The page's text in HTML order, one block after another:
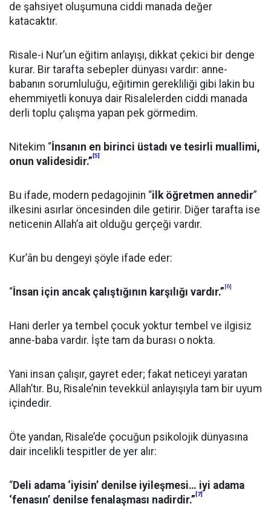
de şahsiyet oluşumuna ciddi manada değer
katacaktır.
Risale-i Nur’un eğitim anlayışı, dikkat çekici bir denge
kurar. Bir tarafta sebepler dünyası vardır: anne-
babanın sorumluluğu, eğitimin gerekliliği gibi lakin bu
ehemmiyetli konuya dair Risalelerden ciddi manada
derli toplu çalışma yapan pek görmedim.
Nitekim “İnsanın en birinci üstadı ve tesirli muallimi,
onun validesidir.” [5]
Bu ifade, modern pedagojinin “ilk öğretmen annedir”
ilkesini asırlar öncesinden dile getirir. Diğer tarafta ise
neticenin Allah’a ait olduğu gerçeği vardır.
Kur’ân bu dengeyi şöyle ifade eder:
“İnsan için ancak çalıştığının karşılığı vardır.” [6]
Hani derler ya tembel çocuk yoktur tembel ve ilgisiz
anne-baba vardır. İşte tam da burası o nokta.
Yani insan çalışır, gayret eder; fakat neticeyi yaratan
Allah’tır. Bu, Risale’nin tevekkül anlayışıyla tam bir uyum
içindedir.
Öte yandan, Risale’de çocuğun psikolojik dünyasına
dair incelikli tespitler de yer alır:
“Deli adama ‘iyisin’ denilse iyileşmesi… iyi adama
‘fenasın’ denilse fenalaşması nadirdir.” [7]